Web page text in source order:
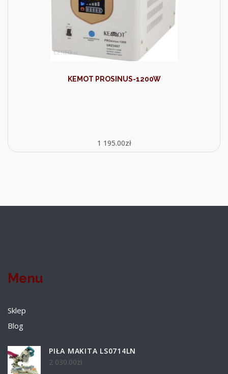
KEMOT PROSINUS-1200W
1 195.00zł
Menu
Sklep
Blog
PIŁA MAKITA LS0714LN
2 030.00zł